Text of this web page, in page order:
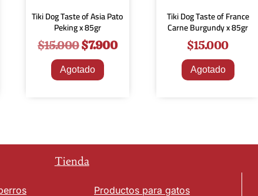
Tiki Dog Taste of Asia Pato
Peking x 85gr
$15.000$7.900
Agotado
Tiki Dog Taste of France
Carne Burgundy x 85gr
$15.000
Agotado
Tienda
Productos para gatos